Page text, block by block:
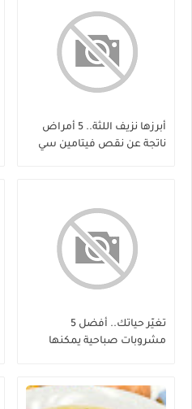
أبرزها نزيف اللثة.. 5 أمراض
ناتجة عن نقص فيتامين سي
تغيّر حياتك.. أفضل 5
مشروبات صباحية يمكنها